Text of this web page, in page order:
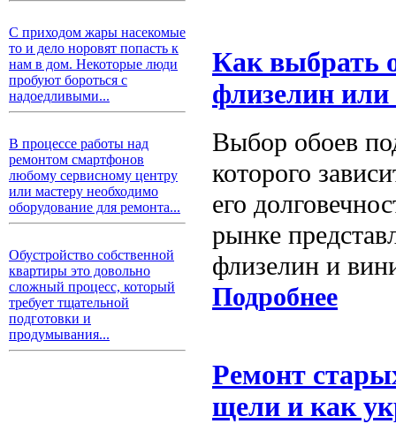
С приходом жары насекомые
то и дело норовят попасть к
нам в дом. Некоторые люди
пробуют бороться с
надоедливыми...
В процессе работы над
ремонтом смартфонов
любому сервисному центру
или мастеру необходимо
оборудование для ремонта...
Обустройство собственной
квартиры это довольно
сложный процесс, который
требует тщательной
подготовки и
продумывания...
Как выбрать
флизелин
Выбор обоев
которого
его
рынке
флизелин и
Подробнее
Ремонт
щели и как